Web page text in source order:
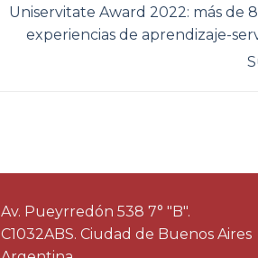
Uniservitate Award 2022: más de
experiencias de aprendizaje-
Av. Pueyrredón 538 7° "B".
C1032ABS. Ciudad de Buenos Aires